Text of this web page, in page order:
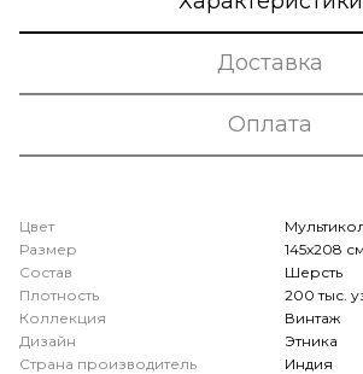
Доставка
Оплата
Цвет
Размер
145x208 см
Состав
Шерсть
Плотность
200 тыс.
Коллекция
Винтаж
Дизайн
Этника
Страна производитель
Индия